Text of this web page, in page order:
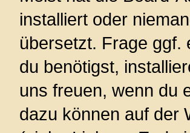
installiert oder
übersetzt. Frage ggf.
du benötigst,
uns freuen, wenn du
dazu können auf der